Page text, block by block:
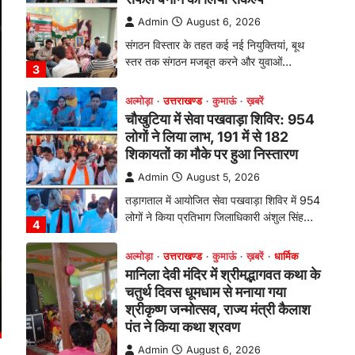
4
लोगों ने किया प्रतिभाग जिलाधिकारी अंशुल सिंह…
1
अल्मोड़ा उत्तराखण्ड कुमाऊं ख़बरें धार्मिक
चतुर्थ दिवस धूमधाम से मनाया गया
श्रीकृष्ण जन्मोत्सव, राज्य मंत्री कैलाश
पंत ने किया कथा श्रवण
Admin August 6, 2026
रानीखेत। मानिला देवी मंदिर, कमराड़/विनायक क्षेत्र
में आयोजित श्रीमद्भागवत कथा के चतुर्थ दिवस
गुरुवार को…
अल्मोड़ा उत्तराखण्ड कुमाऊं ख़बरें
रानीखेत में शिक्षा-स्वास्थ्य व्यवस्था पर
फूटा कांग्रेस का गुस्सा, मंत्री और
सरकार का पुतला फूंका
Admin August 6, 2026